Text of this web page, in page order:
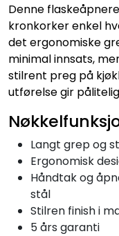
Denne
kronkorker enkel
det ergonomiske
minimal innsats,
stilrent preg på
utførelse gir
Langt grep og
Ergonomisk
Håndtak og
stål
Stilren finish i
5 års garanti